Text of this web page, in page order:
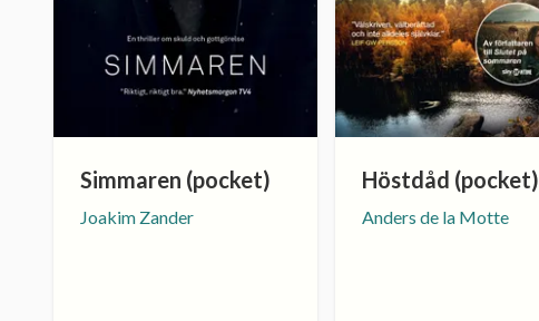
Simmaren (pocket)
Joakim Zander
Höstdåd (pocket)
Anders de la Motte